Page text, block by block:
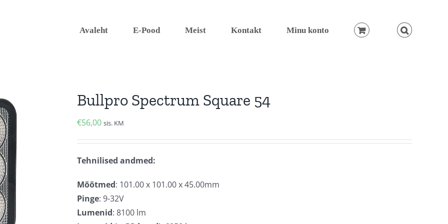
Avaleht E-Pood Meist Kontakt Minu konto
Bullpro Spectrum Square 54
€56,00 sis. KM
Tehnilised andmed:
Mõõtmed: 101.00 x 101.00 x 45.00mm
Pinge: 9-32V
Lumenid: 8100 lm